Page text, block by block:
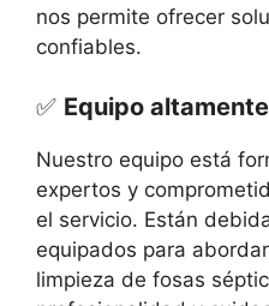
nos permite ofrecer
confiables.
✅ Equipo
Nuestro equipo está
expertos y
el servicio. Están
equipados para
limpieza de fosas